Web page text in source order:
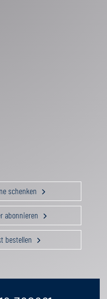
schenken
abonnieren
bestellen